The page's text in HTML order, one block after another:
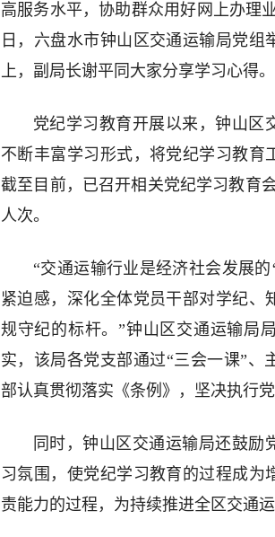
高服务水平，协助群众用好网上办
日，六盘水市钟山区交通运输局党
上，副局长谢平同大家分享学习心得。
党纪学习教育开展以来，钟山区
不断丰富学习形式，将党纪学习教育
截至目前，已召开相关党纪学习教育
人次。
“交通运输行业是经济社会发展
紧迫感，深化全体党员干部对学纪
规守纪的标杆。”钟山区交通运输局
实，该局各党支部通过“三会一课”
部认真贯彻落实《条例》，坚决执行党
同时，钟山区交通运输局还鼓励
习氛围，使党纪学习教育的过程成
责能力的过程，为持续推进全区交通